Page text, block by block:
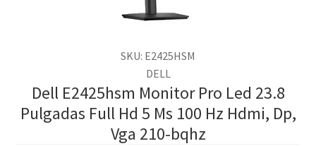
SKU: E2425HSM
DELL
Dell E2425hsm Monitor Pro Led 23.8
Pulgadas Full Hd 5 Ms 100 Hz Hdmi, Dp,
Vga 210-bqhz